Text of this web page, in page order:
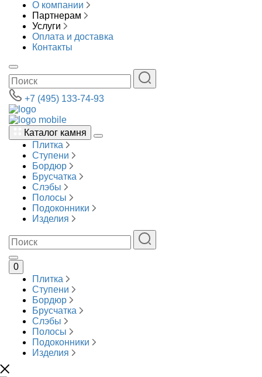
О компании
Партнерам
Услуги
Оплата и доставка
Контакты
+7 (495) 133-74-93
Каталог камня
Плитка
Ступени
Бордюр
Брусчатка
Слэбы
Полосы
Подоконники
Изделия
0
Плитка
Ступени
Бордюр
Брусчатка
Слэбы
Полосы
Подоконники
Изделия